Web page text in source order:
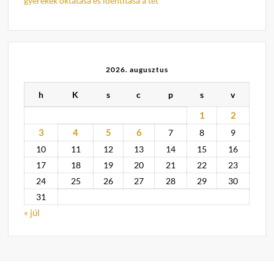
2026. augusztus
h K s c p s v
1
2
3
4 5 6 7 8
9
10
11 12 13 14 15
16
17
18 19 20 21 22
23
24
25 26 27 28 29
30
31
« júl